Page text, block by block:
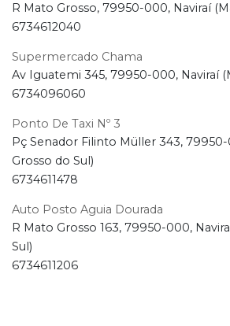
R Mato Grosso, 79950-000, Naviraí
6734612040
Supermercado Chama
Av Iguatemi 345, 79950-000, Naviraí
6734096060
Ponto De Taxi Nº 3
Pç Senador Filinto Müller 343,
Grosso do Sul)
6734611478
Auto Posto Aguia Dourada
R Mato Grosso 163, 79950-000,
Sul)
6734611206